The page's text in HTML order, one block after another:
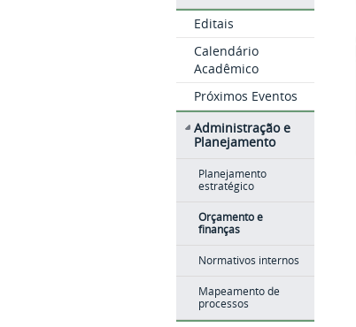
Editais
Calendário
Acadêmico
Próximos Eventos
Administração e
Planejamento
Planejamento
estratégico
Orçamento e
finanças
Normativos internos
Mapeamento de
processos